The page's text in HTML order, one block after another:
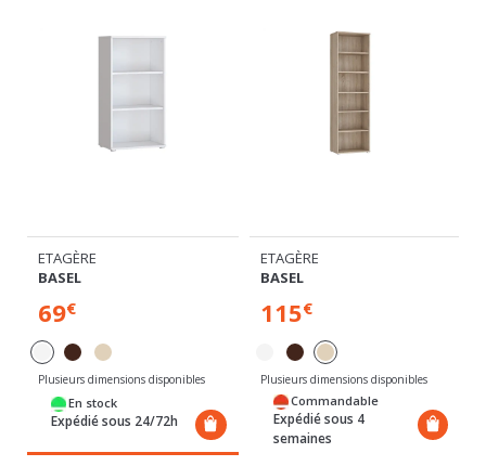
ETAGÈRE
BASEL
69€
Plusieurs dimensions disponibles
En stock
Expédié sous 24/72h
ETAGÈRE
BASEL
115€
Plusieurs dimensions disponibles
Commandable
Expédié sous 4
semaines